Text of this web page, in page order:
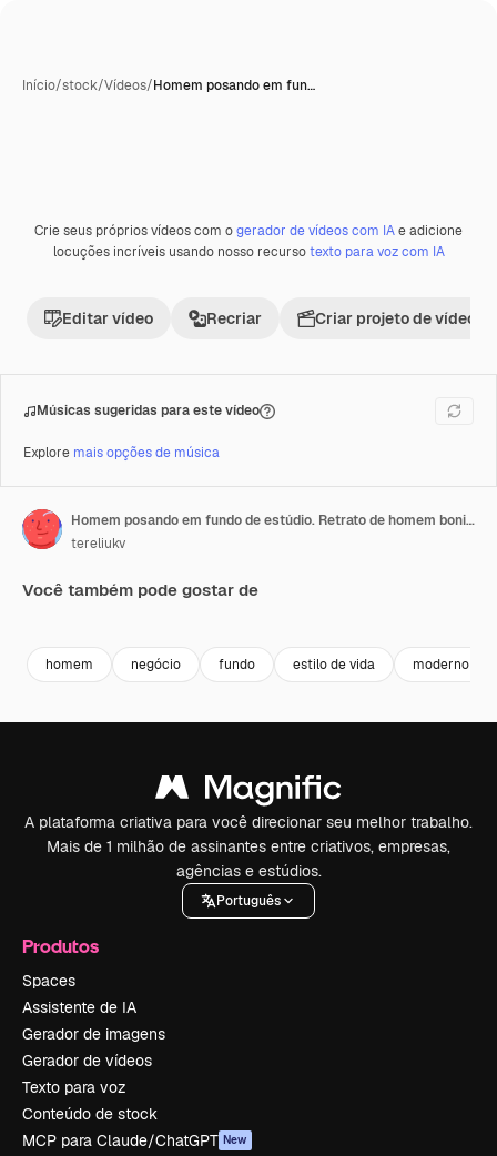
Início/stock/Vídeos/Homem posando em fun…
Premium
Crie seus próprios vídeos com ogerador de vídeos com IAe adicione
locuções incríveis usando nosso recursotexto para voz com IA
Editar vídeo Recriar Criar projeto de vídeo
Músicas sugeridas para este vídeo
Explore mais opções de música
Homem posando em fundo de estúdio. Retrato de homem bonito de óculos
tereliukv
Você também pode gostar de
homem negócio fundo estilo de vida moderno
A plataforma criativa para você direcionar seu melhor trabalho.
Mais de 1 milhão de assinantes entre criativos, empresas,
agências e estúdios.
Português
Produtos
Spaces
Assistente de IA
Gerador de imagens
Gerador de vídeos
Texto para voz
Conteúdo de stock
MCP para Claude/ChatGPT New